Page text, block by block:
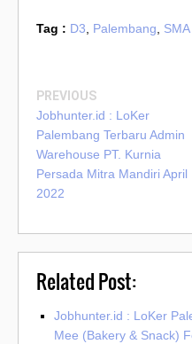
Tag : D3 Palembang SMA
PREVIOUS
Jobhunter.id : LoKer
Palembang Terbaru Admin
Warehouse PT. Kurnia
Persada Mitra Mandiri April
2022
Related Post:
Jobhunter.id : LoKer
Mee (Bakery & Snack)